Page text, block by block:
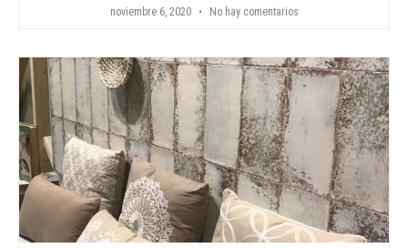
noviembre 6, 2020 No hay comentarios